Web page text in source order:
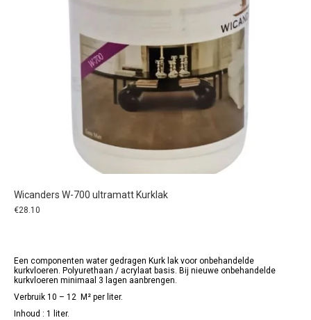
Wicanders W-700 ultramatt Kurklak
€28.10
Een componenten water gedragen Kurk lak voor onbehandelde
kurkvloeren. Polyurethaan / acrylaat basis. Bij nieuwe onbehandelde
kurkvloeren minimaal 3 lagen aanbrengen.
Verbruik 10 – 12 M² per liter.
Inhoud : 1 liter.